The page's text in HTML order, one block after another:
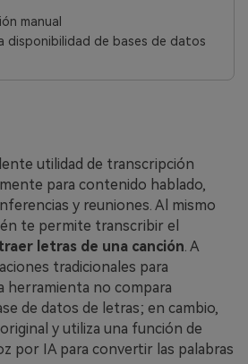
manual
disponibilidad de bases de datos
utilidad de transcripción
para contenido hablado,
y reuniones. Al mismo
te permite transcribir el
letras de una canción . A
tradicionales para
herramienta no compara
de datos de letras; en cambio,
y utiliza una función de
por IA para convertir las palabras